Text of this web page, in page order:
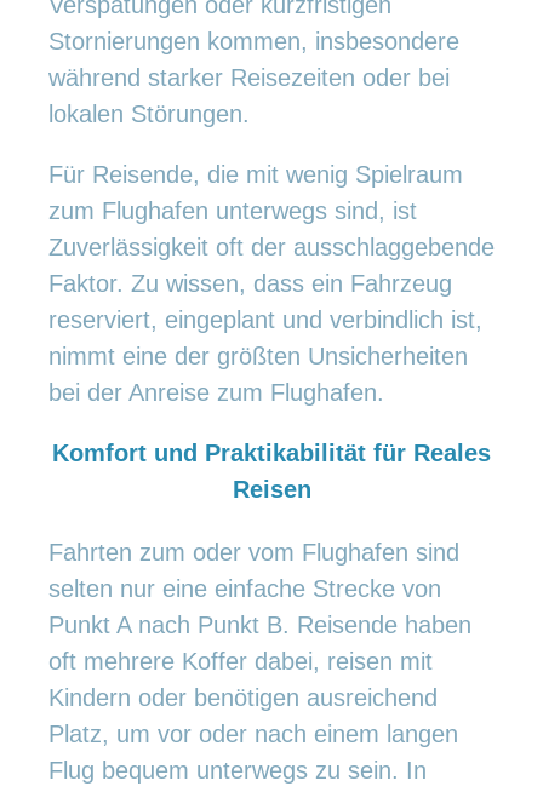
Stornierungen kommen, insbesondere
während starker Reisezeiten oder bei
lokalen Störungen.
Für Reisende, die mit wenig Spielraum
zum Flughafen unterwegs sind, ist
Zuverlässigkeit oft der ausschlaggebende
Faktor. Zu wissen, dass ein Fahrzeug
reserviert, eingeplant und verbindlich ist,
nimmt eine der größten Unsicherheiten
bei der Anreise zum Flughafen.
Komfort und Praktikabilität für Reales
Reisen
Fahrten zum oder vom Flughafen sind
selten nur eine einfache Strecke von
Punkt A nach Punkt B. Reisende haben
oft mehrere Koffer dabei, reisen mit
Kindern oder benötigen ausreichend
Platz, um vor oder nach einem langen
Flug bequem unterwegs zu sein. In